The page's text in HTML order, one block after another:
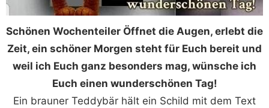
Schönen Wochenteiler Öffnet die Augen, erlebt die
Zeit, ein schöner Morgen steht für Euch bereit und
weil ich Euch ganz besonders mag, wünsche ich
Euch einen wunderschönen Tag!
Ein brauner Teddybär hält ein Schild mit dem Text